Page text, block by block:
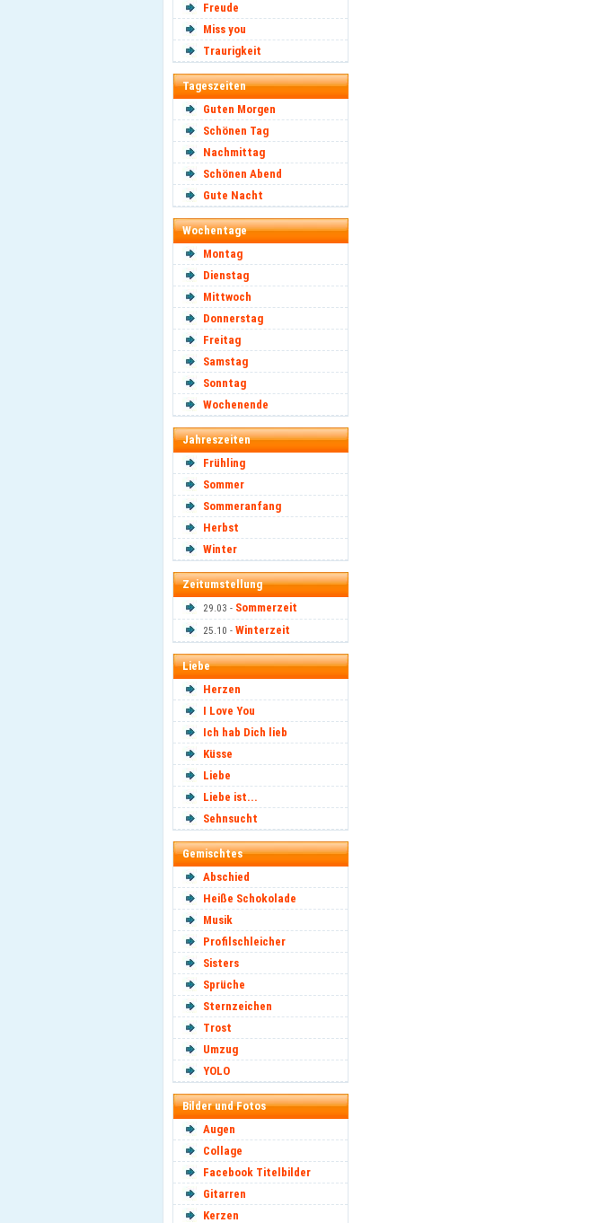
Freude
Miss you
Traurigkeit
Tageszeiten
Guten Morgen
Schönen Tag
Nachmittag
Schönen Abend
Gute Nacht
Wochentage
Montag
Dienstag
Mittwoch
Donnerstag
Freitag
Samstag
Sonntag
Wochenende
Jahreszeiten
Frühling
Sommer
Sommeranfang
Herbst
Winter
Zeitumstellung
29.03 - Sommerzeit
25.10 - Winterzeit
Liebe
Herzen
I Love You
Ich hab Dich lieb
Küsse
Liebe
Liebe ist...
Sehnsucht
Gemischtes
Abschied
Heiße Schokolade
Musik
Profilschleicher
Sisters
Sprüche
Sternzeichen
Trost
Umzug
YOLO
Bilder und Fotos
Augen
Collage
Facebook Titelbilder
Gitarren
Kerzen